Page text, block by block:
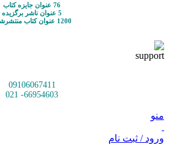
76 عنوان جایزه کتاب
5 عنوان ناشر برگزیده
1200 عنوان کتاب منتشرشده
09106067411
66954603- 021
منو
ورود / ثبت نام